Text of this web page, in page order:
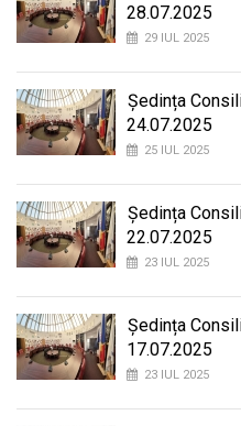
28.07.2025
29 IUL 2025
Ședința
24.07.2025
25 IUL 2025
Ședința
22.07.2025
23 IUL 2025
Ședința
17.07.2025
23 IUL 2025